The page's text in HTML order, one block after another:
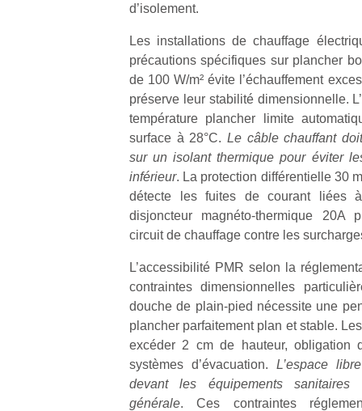
d’isolement.
Les installations de chauffage
précautions spécifiques sur plancher
de 100 W/m² évite l’échauffement
préserve leur stabilité dimensionnelle.
température plancher limite
surface à 28°C. Le câble chauffant
sur un isolant thermique pour éviter
inférieur. La protection différentielle 30
détecte les fuites de courant liées
disjoncteur magnéto-thermique 20A
circuit de chauffage contre les
L’accessibilité PMR selon la
contraintes dimensionnelles
douche de plain-pied nécessite une
plancher parfaitement plan et stable.
excéder 2 cm de hauteur, obligation
systèmes d’évacuation.L’espace
devant les équipements sanitaires
générale. Ces contraintes